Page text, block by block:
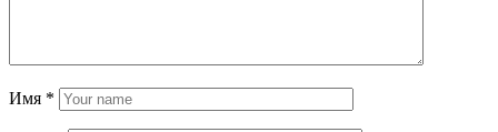
Имя *